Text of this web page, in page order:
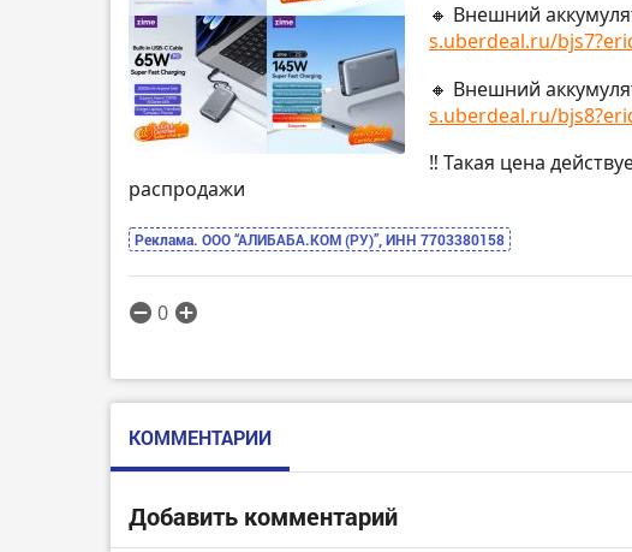
🔸 Внешний
s.uberdeal.ru/
🔸 Внешний
s.uberdeal.ru/
‼️ Такая цена
распродажи
Реклама. ООО “АЛИБАБА.КОМ (РУ)”, ИНН 7703380158
0
КОММЕНТАРИИ
Добавить комментарий